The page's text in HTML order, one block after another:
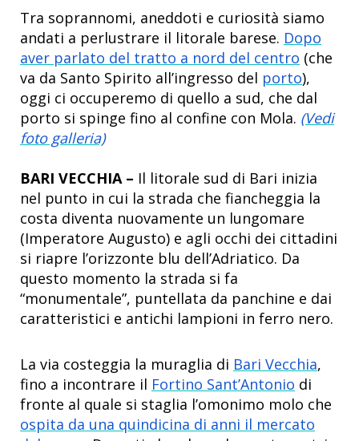
Tra soprannomi, aneddoti e curiosità siamo
andati a perlustrare il litorale barese. Dopo
aver parlato del tratto a nord del centro (che
va da Santo Spirito all’ingresso del porto),
oggi ci occuperemo di quello a sud, che dal
porto si spinge fino al confine con Mola. (Vedi
foto galleria)
BARI VECCHIA – Il litorale sud di Bari inizia
nel punto in cui la strada che fiancheggia la
costa diventa nuovamente un lungomare
(Imperatore Augusto) e agli occhi dei cittadini
si riapre l’orizzonte blu dell’Adriatico. Da
questo momento la strada si fa
“monumentale”, puntellata da panchine e dai
caratteristici e antichi lampioni in ferro nero.
La via costeggia la muraglia di Bari Vecchia,
fino a incontrare il Fortino Sant’Antonio di
fronte al quale si staglia l’omonimo molo che
ospita da una quindicina di anni il mercato